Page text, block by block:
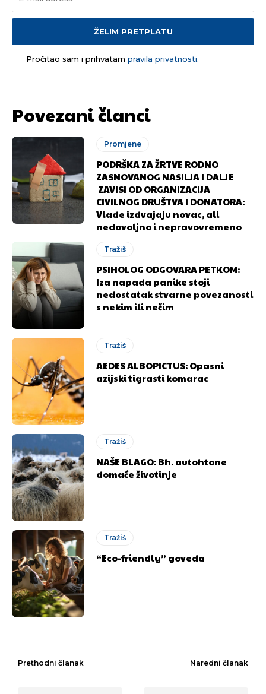
ŽELIM PRETPLATU
Pročitao sam i prihvatam pravila privatnosti.
Povezani članci
Promjene
PODRŠKA ZA ŽRTVE RODNO
ZASNOVANOG NASILJA I DALJE
ZAVISI OD ORGANIZACIJA
CIVILNOG DRUŠTVA I DONATORA:
Vlade izdvajaju novac, ali
nedovoljno i nepravovremeno
Tražiš
PSIHOLOG ODGOVARA PETKOM:
Iza napada panike stoji
nedostatak stvarne povezanosti
s nekim ili nečim
Tražiš
AEDES ALBOPICTUS: Opasni
azijski tigrasti komarac
Tražiš
NAŠE BLAGO: Bh. autohtone
domaće životinje
Tražiš
“Eco-friendly” goveda
Prethodni članak Naredni članak